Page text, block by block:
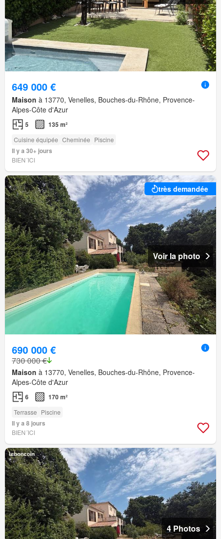
649 000 €
Maison à 13770, Venelles, Bouches-du-Rhône, Provence-
Alpes-Côte d'Azur
5 135 m²
Cuisine équipée Cheminée Piscine
Il y a 30+ jours
BIEN´ICI
très demandée
Voir la photo
690 000 €
730 000 €
Maison à 13770, Venelles, Bouches-du-Rhône, Provence-
Alpes-Côte d'Azur
6 170 m²
Terrasse Piscine
Il y a 8 jours
BIEN´ICI
4 Photos